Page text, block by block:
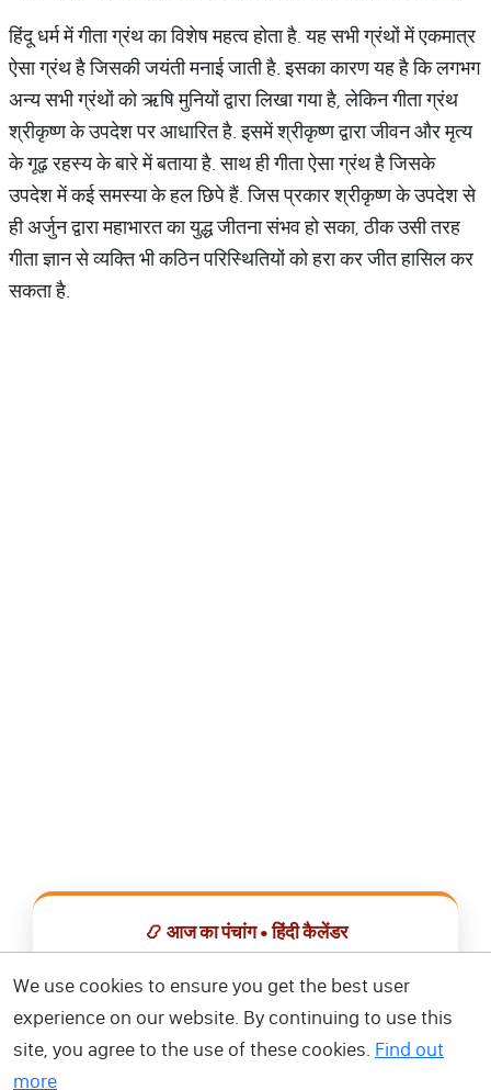
हिंदू धर्म में गीता ग्रंथ का विशेष महत्व होता है. यह सभी ग्रंथों में एकमात्र
ऐसा ग्रंथ है जिसकी जयंती मनाई जाती है. इसका कारण यह है कि लगभग
अन्य सभी ग्रंथों को ऋषि मुनियों द्वारा लिखा गया है, लेकिन गीता ग्रंथ
श्रीकृष्ण के उपदेश पर आधारित है. इसमें श्रीकृष्ण द्वारा जीवन और मृत्य
के गूढ़ रहस्य के बारे में बताया है. साथ ही गीता ऐसा ग्रंथ है जिसके
उपदेश में कई समस्या के हल छिपे हैं. जिस प्रकार श्रीकृष्ण के उपदेश से
ही अर्जुन द्वारा महाभारत का युद्ध जीतना संभव हो सका, ठीक उसी तरह
गीता ज्ञान से व्यक्ति भी कठिन परिस्थितियों को हरा कर जीत हासिल कर
सकता है.
📿 आज का पंचांग • हिंदी कैलेंडर
📅 हिंदी कैलेंडर ऐप डाउनलोड करें
We use cookies to ensure you get the best user
experience on our website. By continuing to use this
site, you agree to the use of these cookies. Find out
more